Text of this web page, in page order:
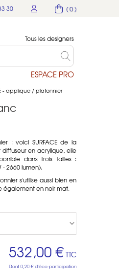
( 0 )
30
Tous les designers
ESPACE PRO
- applique / plafonnier
: voici SURFACE de la
en acrylique, elle
dans trois tailles :
2660 lumen).
s'utilise aussi bien en
également en noir mat.
532,00 € TTC
Dont 0,20 € d'éco-participation